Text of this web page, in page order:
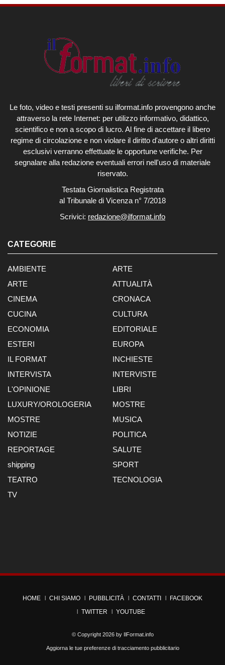
Le foto, video e testi presenti su ilformat.info provengono anche
attraverso la rete Internet: per utilizzo informativo, didattico,
scientifico e non a scopo di lucro. Al fine di accettare il libero
regime di circolazione e non violare il diritto d'autore o altri diritti
esclusivi verranno effettuate le opportune verifiche. Per
segnalare alla redazione eventuali errori nell'uso di materiale
riservato.
Testata Giornalistica Registrata
al Tribunale di Vicenza n° 7/2018
Scrivici: redazione@ilformat.info
CATEGORIE
AMBIENTE
ARTE
ARTE
ATTUALITÀ
CINEMA
CRONACA
CUCINA
CULTURA
ECONOMIA
EDITORIALE
ESTERI
EUROPA
IL FORMAT
INCHIESTE
INTERVISTA
INTERVISTE
L'OPINIONE
LIBRI
LUXURY/OROLOGERIA
MOSTRE
MOSTRE
MUSICA
NOTIZIE
POLITICA
REPORTAGE
SALUTE
shipping
SPORT
TEATRO
TECNOLOGIA
TV
HOME CHI SIAMO PUBBLICITÀ CONTATTI
FACEBOOK
TWITTER
YOUTUBE
© Copyright 2026 by IlFormat.info
Aggiorna le tue preferenze di tracciamento pubblicitario